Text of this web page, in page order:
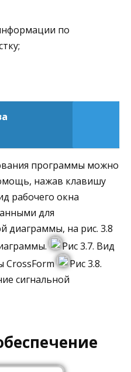
по
программы можно
нажав клавишу
рабочего окна
для
диаграммы, на рис. 3.8
Рис 3.7. Вид
CrossForm
Рис 3.8.
сигнальной